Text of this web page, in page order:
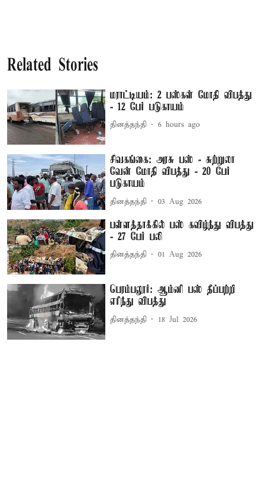
Related Stories
மராட்டியம்: 2 பஸ்கள் மோதி விபத்து
- 12 பேர் படுகாயம்
தினத்தந்தி 6 hours ago
சிவகங்கை: அரசு பஸ் - சுற்றுலா
வேன் மோதி விபத்து - 20 பேர்
படுகாயம்
தினத்தந்தி 03 Aug 2026
பள்ளத்தாக்கில் பஸ் கவிழ்ந்து விபத்து
- 27 பேர் பலி
தினத்தந்தி 01 Aug 2026
பெரம்பலூர்: ஆம்னி பஸ் தீப்பற்றி
எரிந்து விபத்து
தினத்தந்தி 18 Jul 2026